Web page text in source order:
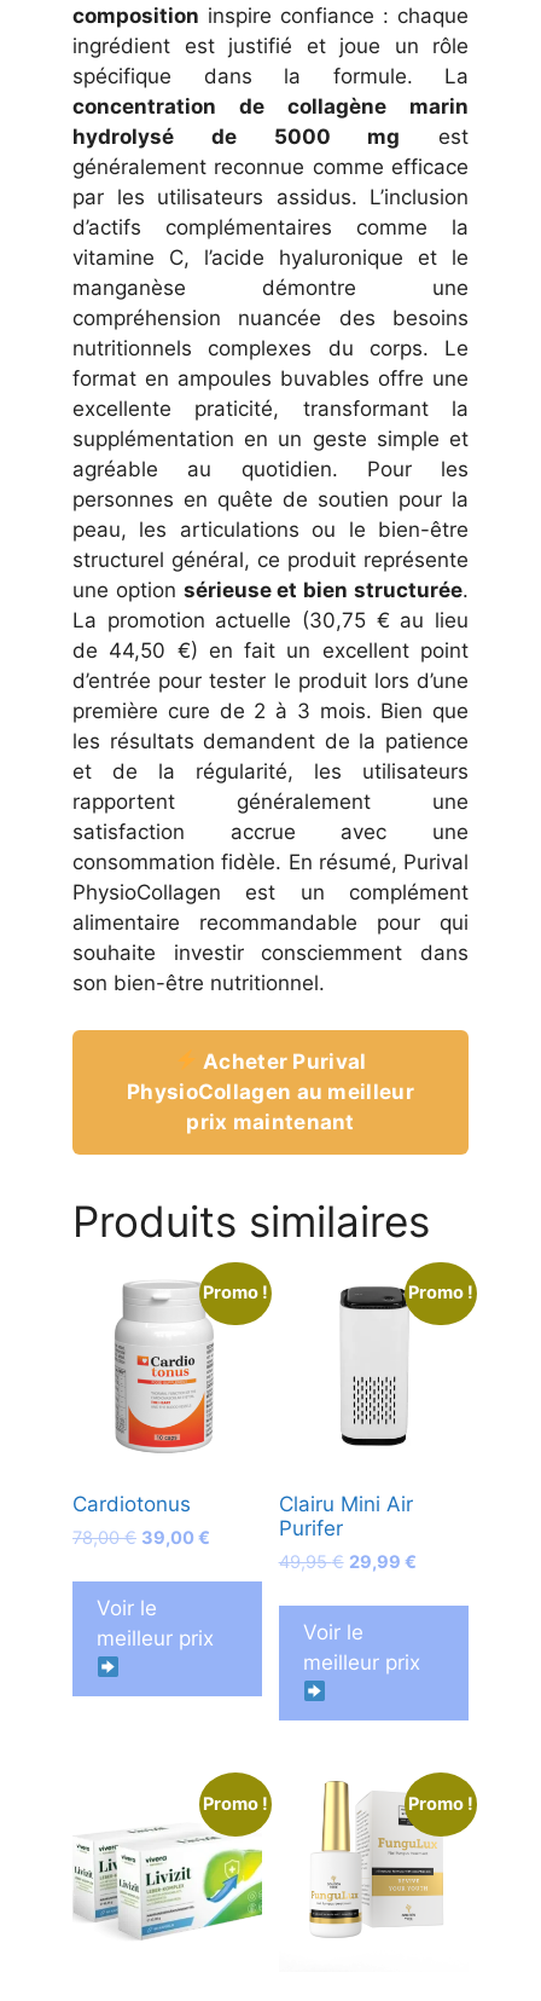
composition inspire confiance : chaque
ingrédient est justifié et joue un rôle
spécifique dans la formule. La
concentration de collagène marin
hydrolysé de 5000 mg est
généralement reconnue comme efficace
par les utilisateurs assidus. L’inclusion
d’actifs complémentaires comme la
vitamine C, l’acide hyaluronique et le
manganèse démontre une
compréhension nuancée des besoins
nutritionnels complexes du corps. Le
format en ampoules buvables offre une
excellente praticité, transformant la
supplémentation en un geste simple et
agréable au quotidien. Pour les
personnes en quête de soutien pour la
peau, les articulations ou le bien-être
structurel général, ce produit représente
une option sérieuse et bien structurée.
La promotion actuelle (30,75 € au lieu
de 44,50 €) en fait un excellent point
d’entrée pour tester le produit lors d’une
première cure de 2 à 3 mois. Bien que
les résultats demandent de la patience
et de la régularité, les utilisateurs
rapportent généralement une
satisfaction accrue avec une
consommation fidèle. En résumé, Purival
PhysioCollagen est un complément
alimentaire recommandable pour qui
souhaite investir consciemment dans
son bien-être nutritionnel.
Acheter Purival
PhysioCollagen au meilleur
prix maintenant
Produits similaires
Promo !
Cardiotonus
78,00€ Le
initial
était :
78,00 €.
39,00€
actuel
39,00 €.
Voir le
meilleur prix
Promo !
Clairu Mini Air
Purifer
49,95€ Le
initial
était :
49,95 €.
29,99 €Le
actuel
29,99 €.
Voir le
meilleur prix
Promo ! Promo !